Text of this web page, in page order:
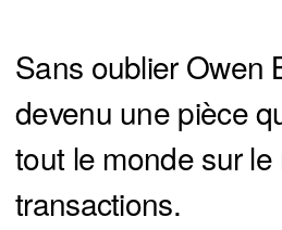
Sans oublier Owen
devenu une pièce
tout le monde sur
transactions.